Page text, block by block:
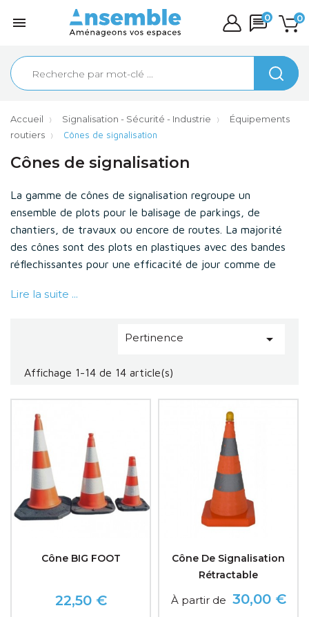
 0
0
Accueil Signalisation - Sécurité - Industrie
Équipements
routiers
Cônes de signalisation
Cônes de signalisation
La gamme de cônes de signalisation regroupe un
ensemble de plots pour le balisage de parkings, de
chantiers, de travaux ou encore de routes. La majorité
des cônes sont des plots en plastiques avec des bandes
réflechissantes pour une efficacité de jour comme de
pour une signalisation avec des panneaux aux usagers de
Lire la suite ...
Pertinence 
Affichage 1-14 de 14 article(s)
Cône BIG FOOT
Prix
22,50 €
Cône De Signalisation
Rétractable
Prix
À partir de 30,00 €